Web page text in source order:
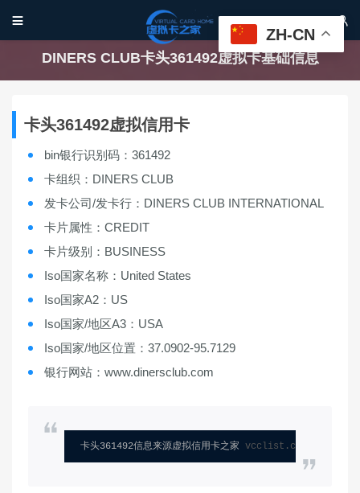
 
DINERS CLUB卡头361492虚拟卡基础信息
卡头361492虚拟信用卡
bin银行识别码：361492
卡组织：DINERS CLUB
发卡公司/发卡行：DINERS CLUB INTERNATIONAL
卡片属性：CREDIT
卡片级别：BUSINESS
Iso国家名称：United States
Iso国家A2：US
Iso国家/地区A3：USA
Iso国家/地区位置：37.0902-95.7129
银行网站：www.dinersclub.com
卡头361492信息来源虚拟信用卡之家 vcclist.com
ZH-CN